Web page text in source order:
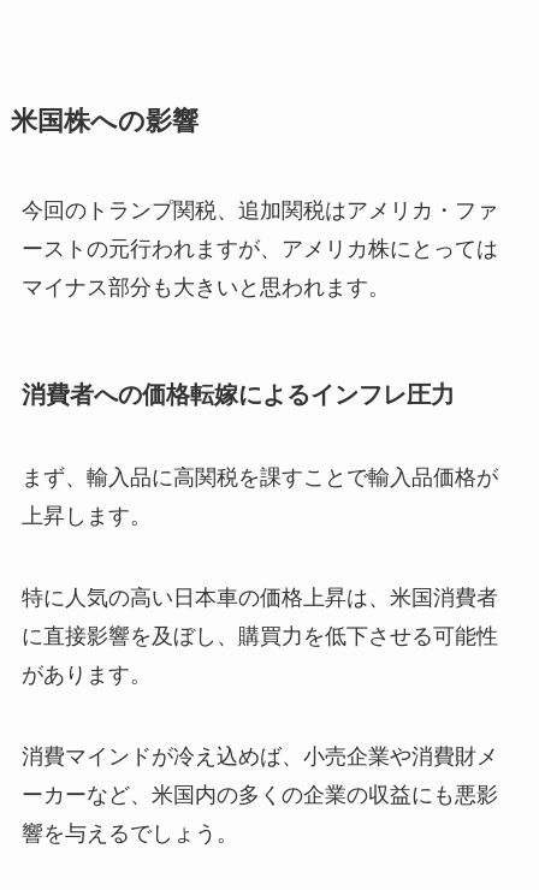
米国株への影響
今回のトランプ関税、追加関税はアメリカ・ファ
ーストの元行われますが、アメリカ株にとっては
マイナス部分も大きいと思われます。
消費者への価格転嫁によるインフレ圧力
まず、輸入品に高関税を課すことで輸入品価格が
上昇します。
特に人気の高い日本車の価格上昇は、米国消費者
に直接影響を及ぼし、購買力を低下させる可能性
があります。
消費マインドが冷え込めば、小売企業や消費財メ
ーカーなど、米国内の多くの企業の収益にも悪影
響を与えるでしょう。